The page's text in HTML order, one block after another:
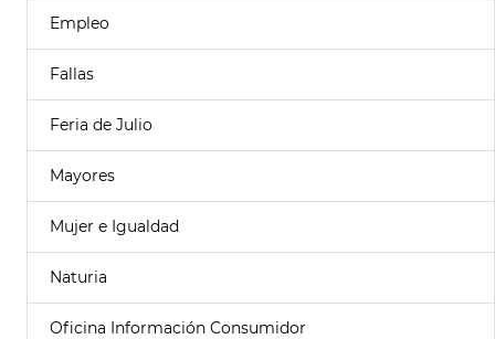
Empleo
Fallas
Feria de Julio
Mayores
Mujer e Igualdad
Naturia
Oficina Información Consumidor